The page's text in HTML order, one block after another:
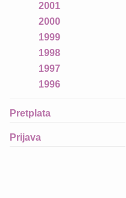
2001
2000
1999
1998
1997
1996
Pretplata
Prijava